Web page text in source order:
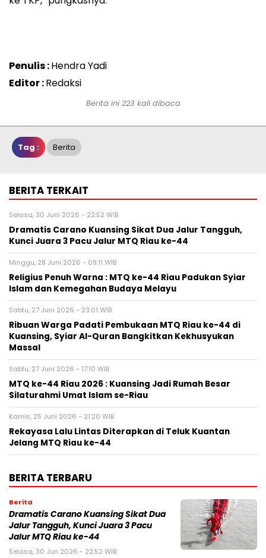
Penulis :Hendra Yadi
Editor :Redaksi
Berita ini 223 kali dibaca
Tag : Berita
BERITA TERKAIT
Selasa, 30 Juni 2026 - 22:52 WIB
Dramatis Carano Kuansing Sikat Dua Jalur Tangguh,
Kunci Juara 3 Pacu Jalur MTQ Riau ke-44
Minggu, 28 Juni 2026 - 09:11 WIB
Religius Penuh Warna : MTQ ke-44 Riau Padukan Syiar
Islam dan Kemegahan Budaya Melayu
Sabtu, 27 Juni 2026 - 23:01 WIB
Ribuan Warga Padati Pembukaan MTQ Riau ke-44 di
Kuansing, Syiar Al-Quran Bangkitkan Kekhusyukan
Massal
Sabtu, 27 Juni 2026 - 17:10 WIB
MTQ ke-44 Riau 2026 : Kuansing Jadi Rumah Besar
Silaturahmi Umat Islam se-Riau
Kamis, 25 Juni 2026 - 21:20 WIB
Rekayasa Lalu Lintas Diterapkan di Teluk Kuantan
Jelang MTQ Riau ke-44
BERITA TERBARU
Berita
Dramatis Carano Kuansing Sikat Dua
Jalur Tangguh, Kunci Juara 3 Pacu
Jalur MTQ Riau ke-44
Selasa, 30 Jun 2026 - 22:52 WIB